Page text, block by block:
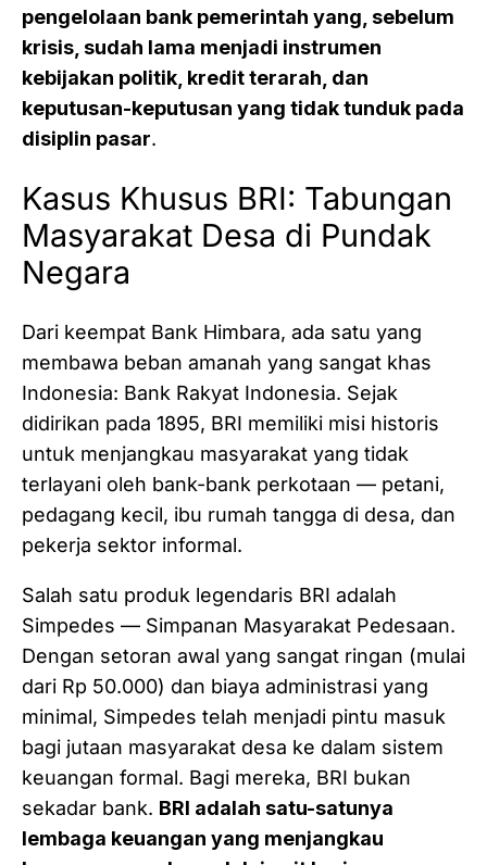
pengelolaan bank pemerintah yang, sebelum
krisis, sudah lama menjadi instrumen
kebijakan politik, kredit terarah, dan
keputusan-keputusan yang tidak tunduk pada
disiplin pasar.
Kasus Khusus BRI: Tabungan
Masyarakat Desa di Pundak
Negara
Dari keempat Bank Himbara, ada satu yang
membawa beban amanah yang sangat khas
Indonesia: Bank Rakyat Indonesia. Sejak
didirikan pada 1895, BRI memiliki misi historis
untuk menjangkau masyarakat yang tidak
terlayani oleh bank-bank perkotaan — petani,
pedagang kecil, ibu rumah tangga di desa, dan
pekerja sektor informal.
Salah satu produk legendaris BRI adalah
Simpedes — Simpanan Masyarakat Pedesaan.
Dengan setoran awal yang sangat ringan (mulai
dari Rp 50.000) dan biaya administrasi yang
minimal, Simpedes telah menjadi pintu masuk
bagi jutaan masyarakat desa ke dalam sistem
keuangan formal. Bagi mereka, BRI bukan
sekadar bank. BRI adalah satu-satunya
lembaga keuangan yang menjangkau